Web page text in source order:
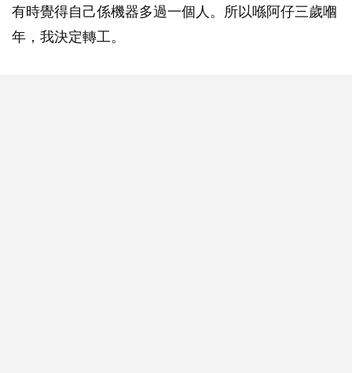
有時覺得自己係機器多過一個人。所以喺阿仔三歲嗰
年，我決定轉工。